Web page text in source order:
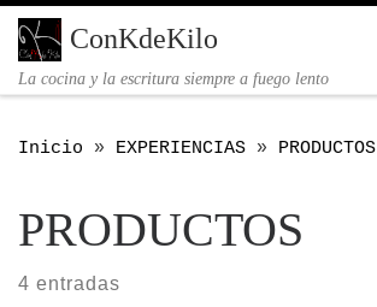
Saltar al contenido
ConKdeKilo
La cocina y la escritura siempre a fuego lento
Inicio » EXPERIENCIAS » PRODUCTOS
PRODUCTOS
4 entradas